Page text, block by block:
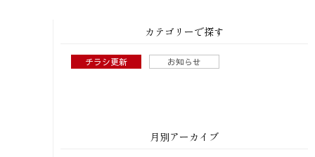
カテゴリーで探す
チラシ更新 お知らせ
月別アーカイブ